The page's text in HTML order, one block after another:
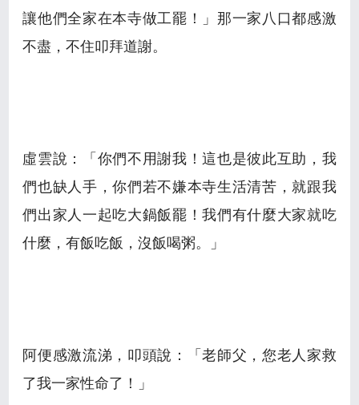
讓他們全家在本寺做工罷！」那一家八口都感激
不盡，不住叩拜道謝。
虛雲說：「你們不用謝我！這也是彼此互助，我
們也缺人手，你們若不嫌本寺生活清苦，就跟我
們出家人一起吃大鍋飯罷！我們有什麼大家就吃
什麼，有飯吃飯，沒飯喝粥。」
阿便感激流涕，叩頭說：「老師父，您老人家救
了我一家性命了！」